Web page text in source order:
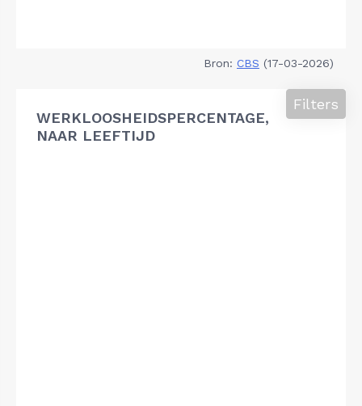
Bron: CBS (17-03-2026)
WERKLOOSHEIDSPERCENTAGE,
NAAR LEEFTIJD
Filters